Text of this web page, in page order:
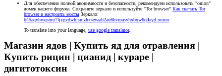
Для обеспечения полной анонимности и безопасности, рекомендуем использовать "onion"
домен нашего форума. Сохраните зеркало и используйте "Tor browser" Как скачать Tor
browser и настроить мосты Зеркало:
b45aqyhwqsnnr7ljygvdwhlsmzhxsevaab2au6hvroasyhxbxw6q4ayd.onion
To translate into your language, use google translator.
Магазин ядов | Купить яд для отравления |
Купить рицин | цианид | кураре |
дигитотоксин